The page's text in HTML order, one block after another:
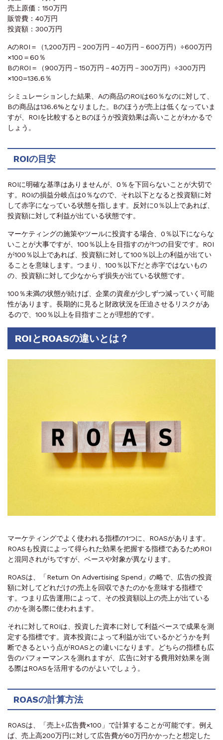
売上原価：150万円
販管費：40万円
投資額：300万円
AのROI＝（1,200万円－200万円－40万円－600万円）÷600万円
×100＝60％
BのROI＝（900万円－150万円－40万円－300万円）÷300万円
×100=136.6％
シミュレーションした結果、Aの商品のROIは60％なのに対して、
Bの商品は136.6%となりました。Bのほうが売上は低くなっていま
すが、ROIを比較するとBのほうが投資効果は高いことがわかるで
しょう。
ROIの目安
ROIに明確な基準はありませんが、0％を下回らないことが大切で
す。ROIの損益分岐点は0％なので、それ以下となると投資額に対
して赤字になっている状態を指します。反対に0％以上であれば、
投資額に対して利益が出ている状態です。
マーケティングの施策やツールに投資する場合、0％以下にならな
いことが大事ですが、100％以上を目指すのが1つの目安です。ROI
が100％以上であれば、投資額に対して100％以上の利益が出てい
ることを意味します。つまり、100％以下だと赤字ではないもの
の、投資額に対して少なからず損失が出ている状態です。
100％未満の状態が続けば、企業の資産が少しずつ減っていく可能
性があります。長期的に見ると財政状況を圧迫させるリスクがあ
るので、100％以上を目指すことが理想的です。
ROIとROASの違いとは？
マーケティングでよく使われる指標の1つに、ROASがあります。
ROASも投資によって得られた効果を把握する指標であるためROI
と混同されがちですが、ベースや対象が異なります。
ROASは、「Return On Advertising Spend」の略で、広告の投資
額に対してどれだけの売上を回収できたのかを意味する指標で
す。つまり広告運用によって、その投資額以上の売上が出ている
のかを測る際に使われます。
それに対してROIは、投資した資本に対して利益ベースで成果を測
定する指標です。資本投資によって利益が出ているかどうかを判
断できるという点がROASとの違いになります。どちらの指標も広
告のパフォーマンスを測れますが、広告に対する費用対効果を測
る際はROASを活用するのがよいでしょう。
ROASの計算方法
ROASは、「売上÷広告費×100」で計算することが可能です。例え
ば、売上高200万円に対して広告費が60万円かかったと想定した